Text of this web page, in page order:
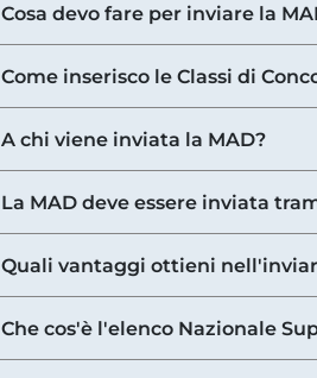
Cosa devo fare per inviare la
Come inserisco le Classi di
A chi viene inviata la MAD?
La MAD deve essere inviata
Quali vantaggi ottieni
Che cos'è l'elenco Nazionale